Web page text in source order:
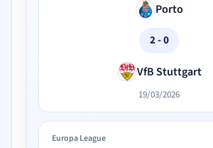
Porto
2 - 0
VfB Stuttgart
19/03/2026
Europa League